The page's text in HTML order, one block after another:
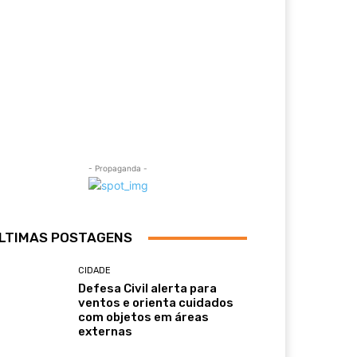
- Propaganda -
POSTAGENS
CIDADE
Defesa Civil alerta para
ventos e orienta cuidados
com objetos em áreas
externas